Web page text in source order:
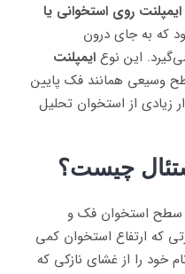
ایمپلنت‌ روی استخوانی یا
که به جای درون
این نوع ایمپلنت
وسیعی همانند فک پایین
زیادی از استخوان تحلیل
چیست؟
سطح استخوان فک و
که ارتفاع استخوان کمی
خود را از غشای نازکی که